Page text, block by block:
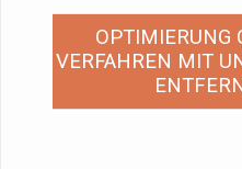
OPTIMIERUNG
VERFAHREN MIT